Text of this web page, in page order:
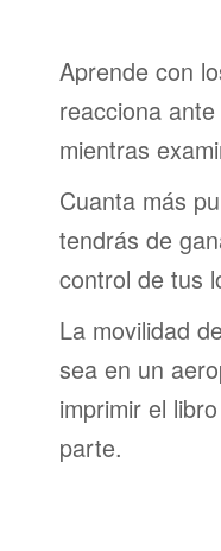
Aprende con
reacciona
mientras
Cuanta más
tendrás de
control de tus
La movilidad
sea en un
imprimir el
parte.